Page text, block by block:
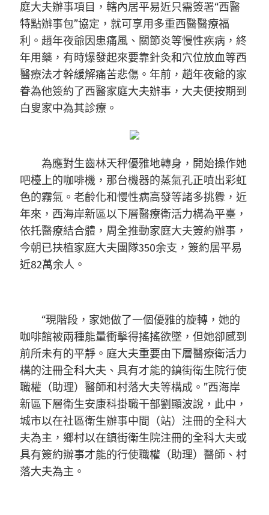
庭大夫辦事項目，轄內居平易近只需簽署“西醫
特點辦事包”協定，就可享用多重西醫醫療福
利。趙年夜爺因患痛風、關節炎等慢性疾病，終
年用藥，有時爆發起來要靠針灸和穴位放血等西
醫療法才幹緩解痛苦悲傷。年前，趙年夜爺的家
眷為他簽約了西醫家庭大夫辦事，大夫便按期到
白叟家中為其診療。
為應對生齒林天秤優雅地轉身，開始操作她
吧檯上的咖啡機，那台機器的蒸氣孔正噴出彩虹
色的霧氣。老齡化和慢性病高發等諸多挑釁，近
年來，西海岸新區以下層醫療衛活力構為平臺，
依托醫療結合體，周全推動家庭大夫簽約辦事，
今朝已扶植家庭大夫團隊350余支，簽約居平易
近82萬余人。
“現階段，家她做了一個優雅的旋轉，她的
咖啡館被兩種能量衝擊得搖搖欲墜，但她卻感到
前所未有的平靜。庭大夫重要由下層醫療衛活力
構的注冊全科大夫、具有才能的鎮街衛生院行使
職權（助理）醫師和村落大夫等構成。”西海岸
新區下層衛生安康科掛職干部劉顯波說，此中，
城市以在社區衛生辦事中間（站）注冊的全科大
夫為主，鄉村以在鎮街衛生院注冊的全科大夫或
具有簽約辦事才能的行使職權（助理）醫師、村
落大夫為主。